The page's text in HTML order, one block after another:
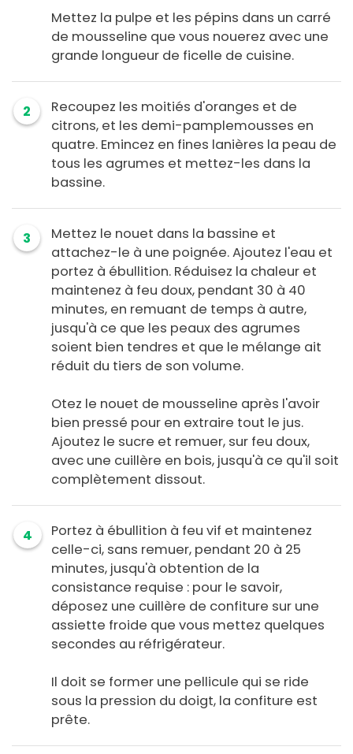
Mettez la pulpe et les pépins dans un carré
de mousseline que vous nouerez avec une
grande longueur de ficelle de cuisine.
2
Recoupez les moitiés d'oranges et de
citrons, et les demi-pamplemousses en
quatre. Emincez en fines lanières la peau de
tous les agrumes et mettez-les dans la
bassine.
3
Mettez le nouet dans la bassine et
attachez-le à une poignée. Ajoutez l'eau et
portez à ébullition. Réduisez la chaleur et
maintenez à feu doux, pendant 30 à 40
minutes, en remuant de temps à autre,
jusqu'à ce que les peaux des agrumes
soient bien tendres et que le mélange ait
réduit du tiers de son volume.
Otez le nouet de mousseline après l'avoir
bien pressé pour en extraire tout le jus.
Ajoutez le sucre et remuer, sur feu doux,
avec une cuillère en bois, jusqu'à ce qu'il soit
complètement dissout.
4
Portez à ébullition à feu vif et maintenez
celle-ci, sans remuer, pendant 20 à 25
minutes, jusqu'à obtention de la
consistance requise : pour le savoir,
déposez une cuillère de confiture sur une
assiette froide que vous mettez quelques
secondes au réfrigérateur.
Il doit se former une pellicule qui se ride
sous la pression du doigt, la confiture est
prête.